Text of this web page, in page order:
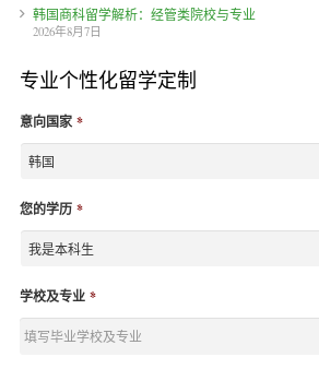
韩国商科留学解析：经管类院校与专业
2026年8月7日
专业个性化留学定制
意向国家 *
您的学历 *
学校及专业 *